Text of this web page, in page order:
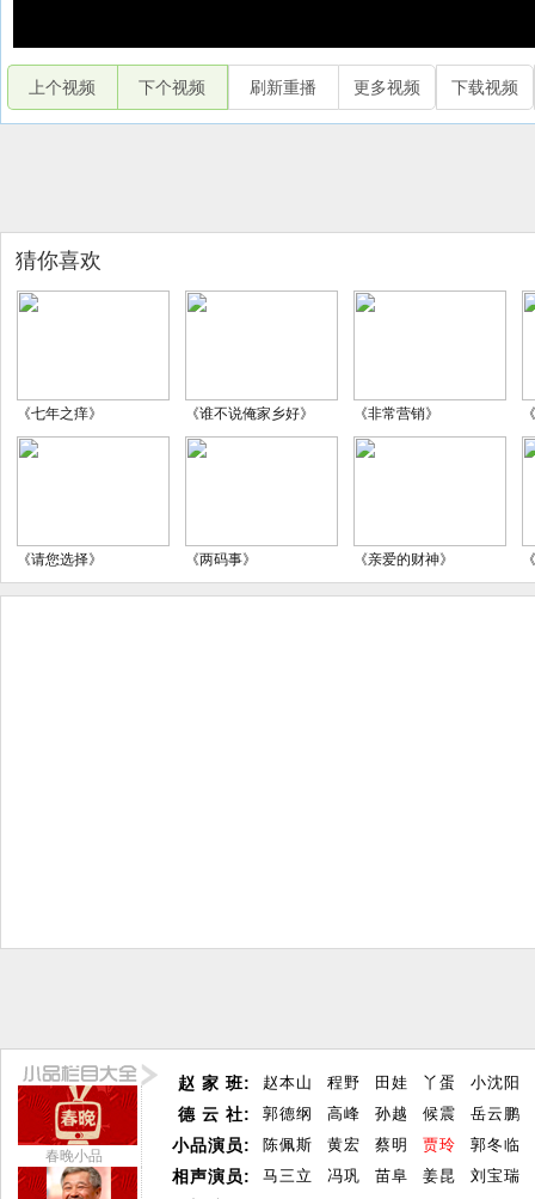
上个视频 下个视频 刷新重播 更多视频 下载视频
猜你喜欢
《七年之痒》 《谁不说俺家乡好》 《非常营销》
《请您选择》 《两码事》 《亲爱的财神》
春晚小品
赵 家 班:
德 云 社:
小品演员:
相声演员:
赵本山 程野 田娃 丫蛋
小沈阳
郭德纲
高峰 孙越 候震
岳云鹏
陈佩斯
黄宏 蔡明 贾玲
郭冬临
马三立
冯巩 苗阜 姜昆
刘宝瑞